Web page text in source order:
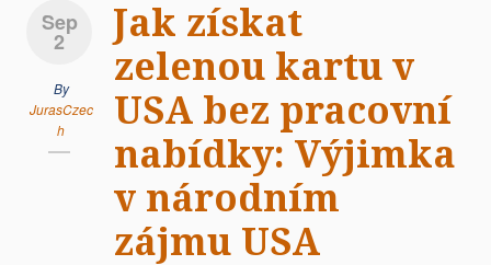
Sep
2
By
JurasCzec
h
Jak získat
zelenou kartu v
USA bez pracovní
nabídky: Výjimka
v národním
zájmu USA